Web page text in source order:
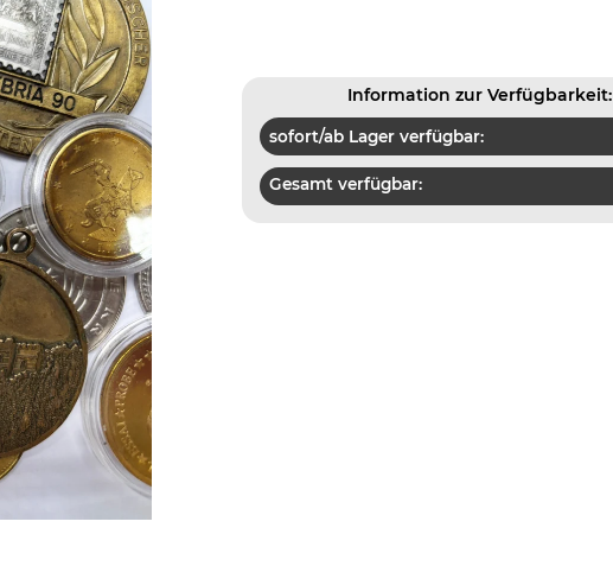
Information zur Verfügbarkeit:
sofort/ab Lager verfügbar:
Gesamt verfügbar: